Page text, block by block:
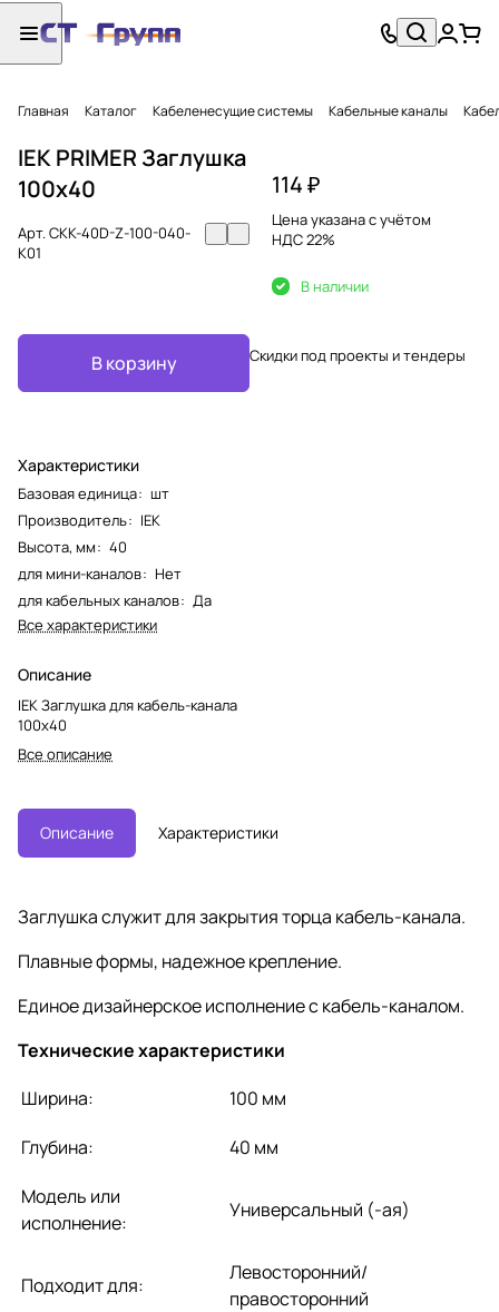
Главная Каталог Кабеленесущие системы Кабельные каналы
IEK PRIMER Заглушка
100х40
Арт.CKK-40D-Z-100-040-
K01
В корзину
Характеристики
Базовая единица: шт
Производитель: IEK
Высота, мм: 40
для мини-каналов: Нет
для кабельных каналов: Да
Все характеристики
Описание
IEK Заглушка для кабель-канала
100х40
Все описание
114 ₽
Цена указана с учётом
НДС 22%
В наличии
Скидки под проекты и тендеры
Описание Характеристики
Заглушка служит для закрытия торца кабель-канала.
Плавные формы, надежное крепление.
Единое дизайнерское исполнение с кабель-каналом.
Технические характеристики
Ширина:
100 мм
Глубина:
40 мм
Модель или
исполнение:
Универсальный (-ая)
Подходит для:
Левосторонний/
правосторонний